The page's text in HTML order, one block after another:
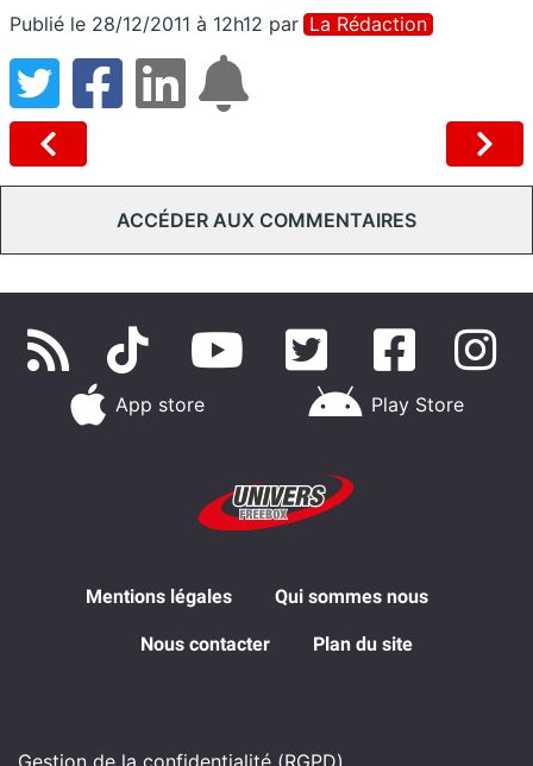
Publié le 28/12/2011 à 12h12 par La Rédaction
ACCÉDER AUX COMMENTAIRES
App store Play Store
Mentions légales Qui sommes nous
Nous contacter Plan du site